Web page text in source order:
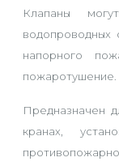
Клапаны
водопроводных
напорного
пожаротушение.
Предназначен
кранах,